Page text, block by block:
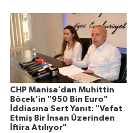
CHP Manisa’dan Muhittin
Böcek’in "950 Bin Euro"
İddiasına Sert Yanıt: "Vefat
Etmiş Bir İnsan Üzerinden
İftira Atılıyor"